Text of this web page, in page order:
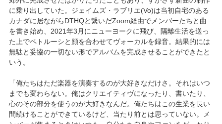
に乗り出していた。ジェイムズ・ラブリエ(Vo)は当初自宅のある
カナダに居ながらDTHQと繋いだZoom経由でメンバーたちと曲
を書き始め、2021年3月にニューヨークに飛び、隔離生活を送っ
た上でペトルーシと顔を合わせてヴォーカルを録音。結果的には
無駄と妥協の一切ない形でアルバムを完成させることができたと
いう。
「俺たちはただ楽器を演奏するのが大好きなだけさ。それはいつ
までも変わらない。俺はクリエイティヴになったり、書いたり、
心のその部分を使うのが大好きなんだ。俺たちはこの生業を長い
間続けることができているけど、当たり前とは思っていない。メ